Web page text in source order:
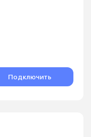
Подключить